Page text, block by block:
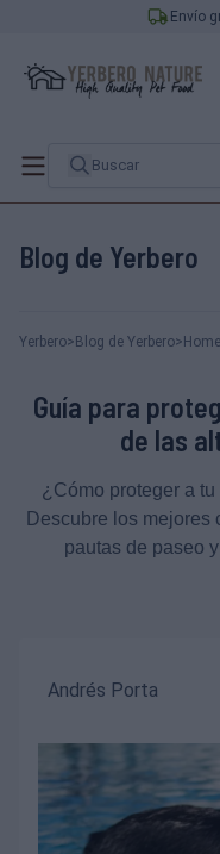
Envío
Blog de Yerbero
Yerbero> Blog de Yerbero> Home
Guía para
de las
¿Cómo proteger a
Descubre los mejores
pautas de paseo
Andrés Porta